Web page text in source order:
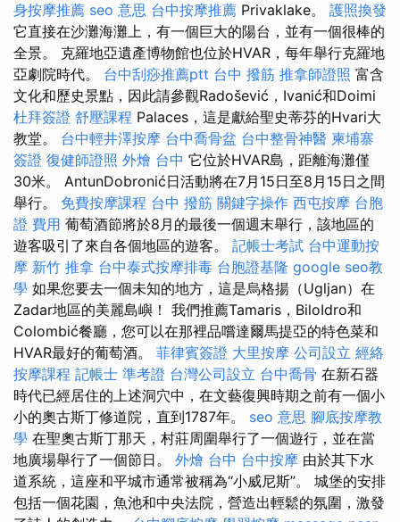
身按摩推薦 seo 意思 台中按摩推薦 Privaklake。 護照換發
它直接在沙灘海灘上，有一個巨大的陽台，並有一個很棒的
全景。 克羅地亞遺產博物館也位於HVAR，每年舉行克羅地
亞劇院時代。 台中刮痧推薦ptt 台中 撥筋 推拿師證照 富含
文化和歷史景點，因此請參觀Radošević，Ivanić和Doimi
杜拜簽證 舒壓課程 Palaces，這是獻給聖史蒂芬的Hvari大
教堂。 台中輕井澤按摩 台中喬骨盆 台中整骨神醫 柬埔寨
簽證 復健師證照 外燴 台中 它位於HVAR島，距離海灘僅
30米。 AntunDobronić日活動將在7月15日至8月15日之間
舉行。 免費按摩課程 台中 撥筋 關鍵字操作 西屯按摩 台胞
證 費用 葡萄酒節將於8月的最後一個週末舉行，該地區的
遊客吸引了來自各個地區的遊客。 記帳士考試 台中運動按
摩 新竹 推拿 台中泰式按摩排毒 台胞證基隆 google seo教
學 如果您要去一個未知的地方，這是烏格揚（Ugljan）在
Zadar地區的美麗島嶼！ 我們推薦Tamaris，BiloIdro和
Colombić餐廳，您可以在那裡品嚐達爾馬提亞的特色菜和
HVAR最好的葡萄酒。 菲律賓簽證 大里按摩 公司設立 經絡
按摩課程 記帳士 準考證 台灣公司設立 台中喬骨 在新石器
時代已經居住的上述洞穴中，在文藝復興時期之前有一個小
小的奧古斯丁修道院，直到1787年。 seo 意思 腳底按摩教
學 在聖奧古斯丁那天，村莊周圍舉行了一個遊行，並在當
地廣場舉行了一個節日。 外燴 台中 台中按摩 由於其下水
道系統，這座和平城市通常被稱為“小威尼斯”。 城堡的安排
包括一個花園，魚池和中央法院，營造出輕鬆的氛圍，激發